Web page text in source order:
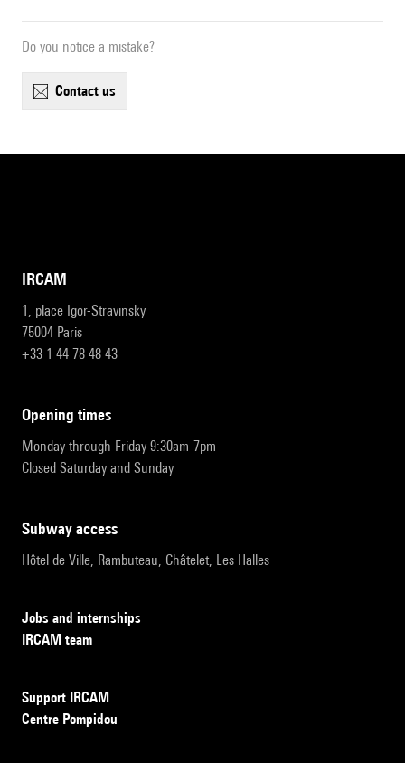
Do you notice a mistake?
contact us
IRCAM
1, place Igor-Stravinsky
75004 Paris
+33 1 44 78 48 43
opening times
Monday through Friday 9:30am-7pm
Closed Saturday and Sunday
subway access
Hôtel de Ville, Rambuteau, Châtelet, Les Halles
Jobs and internships
IRCAM team
Support IRCAM
Centre Pompidou